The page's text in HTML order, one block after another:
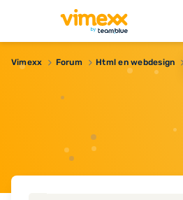
Vimexx Forum Html en webdesign